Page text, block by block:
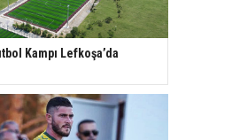
Kampı Lefkoşa’da